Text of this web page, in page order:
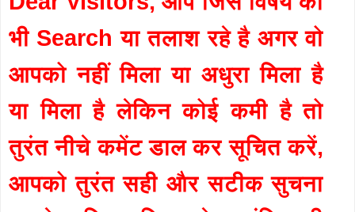
भी Search या तलाश रहे है अगर वो
आपको नहीं मिला या अधुरा मिला है
या मिला है लेकिन कोई कमी है तो
तुरंत नीचे कमेंट डाल कर सूचित करें,
आपको तुरंत सही और सटीक सुचना